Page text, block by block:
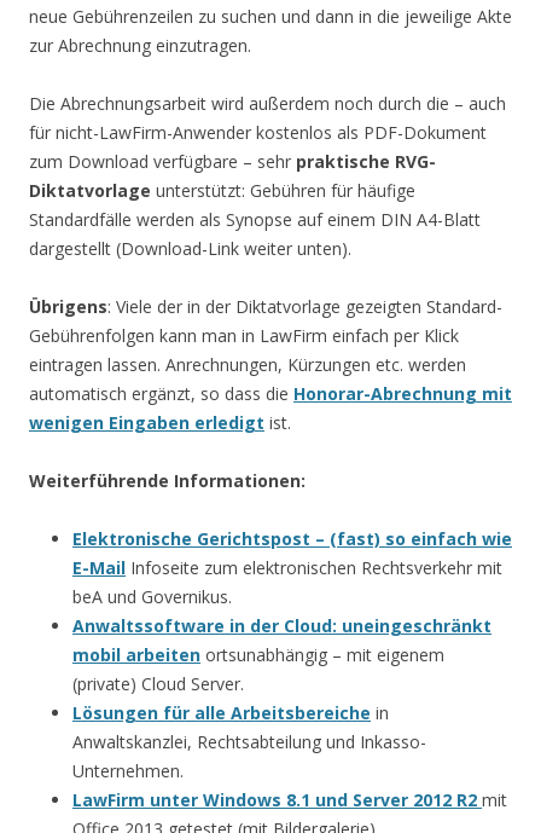
neue Gebührenzeilen zu suchen und dann in die jeweilige Akte
zur Abrechnung einzutragen.
Die Abrechnungsarbeit wird außerdem noch durch die – auch
für nicht-LawFirm-Anwender kostenlos als PDF-Dokument
zum Download verfügbare – sehr praktische RVG-
Diktatvorlage unterstützt: Gebühren für häufige
Standardfälle werden als Synopse auf einem DIN A4-Blatt
dargestellt (Download-Link weiter unten).
Übrigens: Viele der in der Diktatvorlage gezeigten Standard-
Gebührenfolgen kann man in LawFirm einfach per Klick
eintragen lassen. Anrechnungen, Kürzungen etc. werden
automatisch ergänzt, so dass die Honorar-Abrechnung mit
wenigen Eingaben erledigt ist.
Weiterführende Informationen:
Elektronische Gerichtspost – (fast) so einfach wie
E-Mail Infoseite zum elektronischen Rechtsverkehr mit
beA und Governikus.
Anwaltssoftware in der Cloud: uneingeschränkt
mobil arbeiten ortsunabhängig – mit eigenem
(private) Cloud Server.
Lösungen für alle Arbeitsbereiche in
Anwaltskanzlei, Rechtsabteilung und Inkasso-
Unternehmen.
LawFirm unter Windows 8.1 und Server 2012 R2 mit